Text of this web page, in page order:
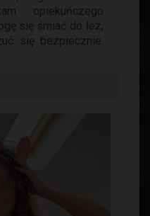
opiekuńczego
się śmiać do łez,
się bezpiecznie.